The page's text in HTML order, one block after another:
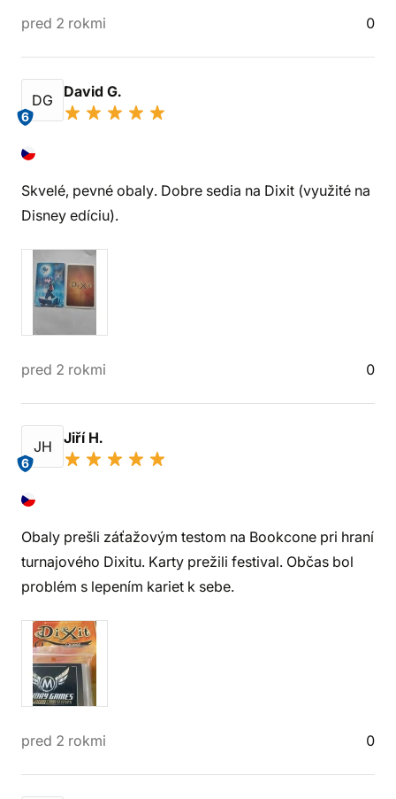
pred 2 rokmi 0
DG
6
David G.
Skvelé, pevné obaly. Dobre sedia na Dixit (využité na
Disney edíciu).
pred 2 rokmi 0
JH
6
Jiří H.
Obaly prešli záťažovým testom na Bookcone pri hraní
turnajového Dixitu. Karty prežili festival. Občas bol
problém s lepením kariet k sebe.
pred 2 rokmi 0